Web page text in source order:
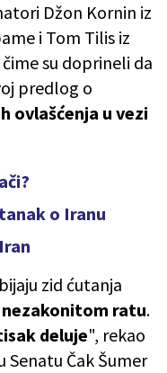
Džon Kornin iz
i Tom Tilis iz
čime su doprineli da
predlog o
ovlašćenja u vezi
o Iranu
zid ćutanja
ratu.
deluje", rekao
Čak Šumer